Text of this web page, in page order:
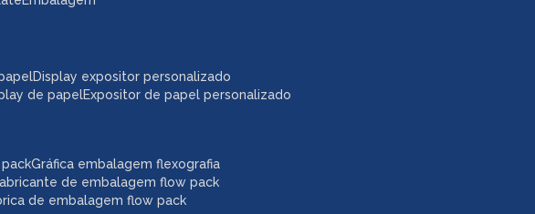
display expositor personalizado
expositor de papel personalizado
de papel
gráfica embalagem flexografia
fabricante de embalagem flow pack
de embalagem flow pack